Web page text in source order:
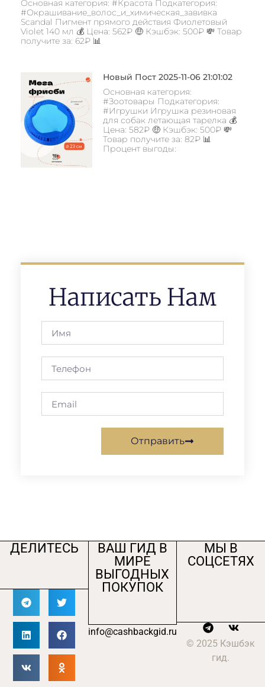
Основная категория: #Красота Подкатегория:
#Окрашивание_волос_и_химическая_завивка
Scandal Пигмент прямого действия Фиолетовый
Violet 140 мл 💰 Цена: 562₽ 🤑 Кэшбэк: 500₽ 💸 Товар
получите за: 62₽ 📊
Новый Пост 2025-11-06 21:01:02
Основная категория:
#Зоотовары Подкатегория:
#Игрушки Игрушка резиновая
для собак летающая тарелка 💰
Цена: 582₽ 🤑 Кэшбэк: 500₽ 💸
Товар получите за: 82₽ 📊
Процент выгоды:
Написать Нам
Отправить
ДЕЛИТЕСЬ
ВАШ ГИД В
МИРЕ
ВЫГОДНЫХ
ПОКУПОК
info@cashbackgid.ru
МЫ В
СОЦСЕТЯХ
© 2025 Кэшбэк
гид.